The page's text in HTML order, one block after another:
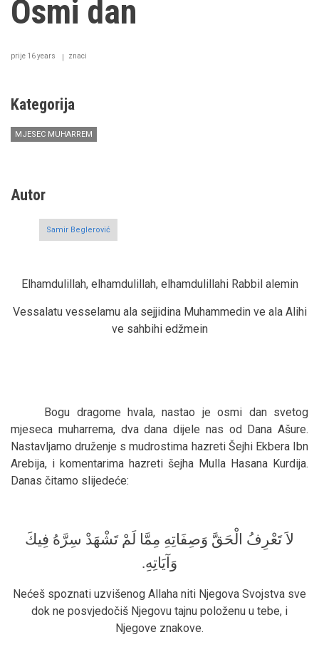
Osmi dan
prije 16 years znaci
Kategorija
MJESEC MUHARREM
Autor
Samir Beglerović
Elhamdulillah, elhamdulillah, elhamdulillahi Rabbil alemin
Vessalatu vesselamu ala sejjidina Muhammedin ve ala Alihi
ve sahbihi edžmein
Bogu dragome hvala, nastao je osmi dan svetog
mjeseca muharrema, dva dana dijele nas od Dana Ašure.
Nastavljamo druženje s mudrostima hazreti Šejhi Ekbera Ibn
Arebija, i komentarima hazreti šejha Mulla Hasana Kurdija.
Danas čitamo slijedeće:
لاَ تَعْرِفُ الْحَقَّ وَصِفَاتِهِ مِمَّا لَمْ تَشْهَدْ سِرَّهُ فِيكَ
وَآيَاتِهِ.
Nećeš spoznati uzvišenog Allaha niti Njegova Svojstva sve
dok ne posvjedočiš Njegovu tajnu položenu u tebe, i
Njegove znakove.